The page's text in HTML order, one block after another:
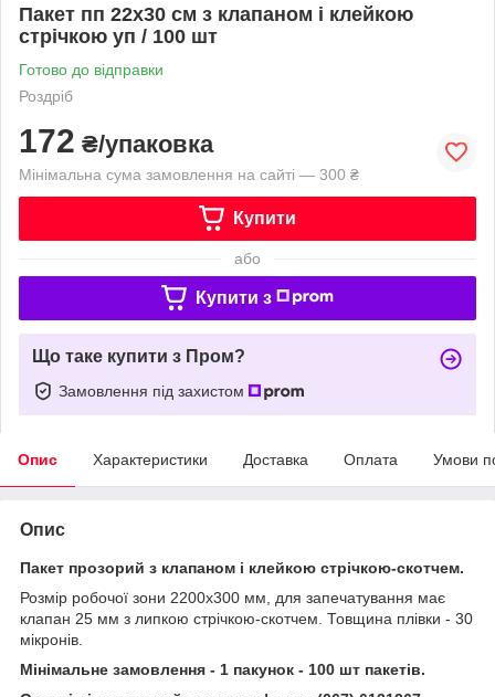
Пакет пп 22х30 см з клапаном і клейкою
стрічкою уп / 100 шт
Готово до відправки
Роздріб
172 ₴/упаковка
Мінімальна сума замовлення на сайті — 300 ₴
Купити
або
Купити з
Що таке купити з Пром?
Замовлення під захистом
Опис Характеристики Доставка Оплата Умови
Опис
Пакет прозорий з клапаном і клейкою стрічкою-скотчем.
Розмір робочої зони 2200х300 мм, для запечатування має
клапан 25 мм з липкою стрічкою-скотчем. Товщина плівки - 30
мікронів.
Мінімальне замовлення - 1 пакунок - 100 шт пакетів.